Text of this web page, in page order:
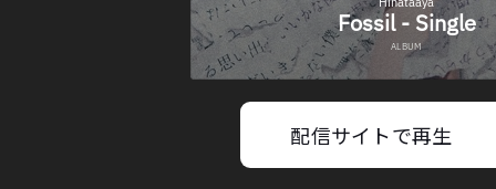
配信サイトで再生